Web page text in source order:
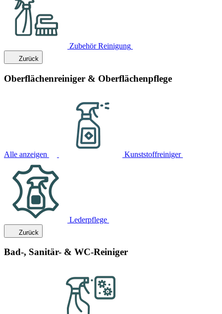
Zubehör Reinigung
Zurück
Oberflächenreiniger & Oberflächenpflege
Alle anzeigen Kunststoffreiniger
Lederpflege
Zurück
Bad-, Sanitär- & WC-Reiniger